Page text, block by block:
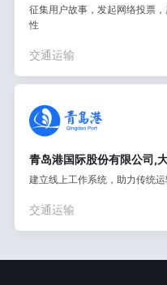
征集用户故事，发起网络投票
性
交通运输
青岛港国际股份有限公司,
建立线上工作系统，助力传统
交通运输